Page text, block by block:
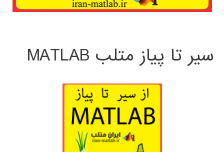
سیر تا پیاز متلب MATLAB